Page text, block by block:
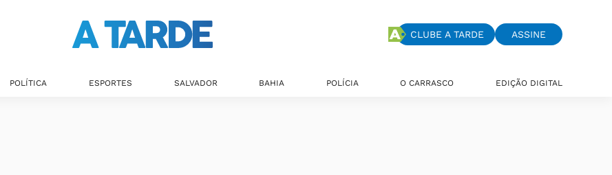
CLUBE A TARDE ASSINE
POLÍTICA ESPORTES SALVADOR BAHIA POLÍCIA O CARRASCO EDIÇÃO DIGITAL